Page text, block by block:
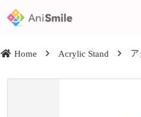
Home Acrylic Stand